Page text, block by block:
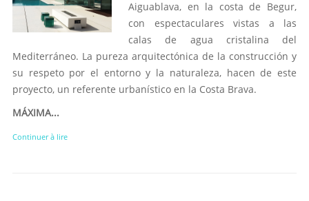
Aiguablava, en la costa de Begur,
con espectaculares vistas a las
calas de agua cristalina del
Mediterráneo. La pureza arquitectónica de la construcción y
su respeto por el entorno y la naturaleza, hacen de este
proyecto, un referente urbanístico en la Costa Brava.
MÁXIMA...
Continuer à lire